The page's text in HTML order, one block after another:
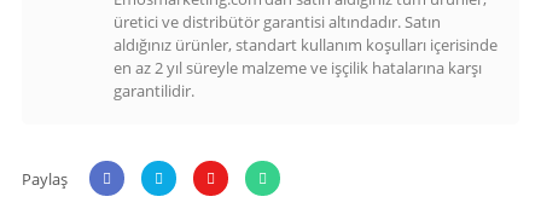
üretici ve distribütör garantisi altındadır. Satın
aldığınız ürünler, standart kullanım koşulları içerisinde
en az 2 yıl süreyle malzeme ve işçilik hatalarına karşı
garantilidir.
Paylaş